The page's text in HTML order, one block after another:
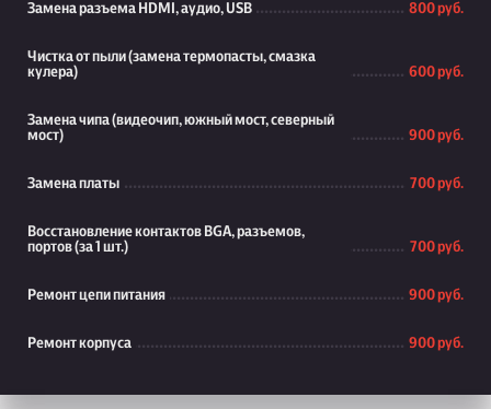
Замена разъема HDMI, аудио, USB 800 руб.
Чистка от пыли (замена термопасты, смазка
кулера)
600 руб.
Замена чипа (видеочип, южный мост, северный
мост)
900 руб.
Замена платы 700 руб.
Восстановление контактов BGA, разъемов,
портов (за 1 шт.)
700 руб.
Ремонт цепи питания 900 руб.
Ремонт корпуса 900 руб.